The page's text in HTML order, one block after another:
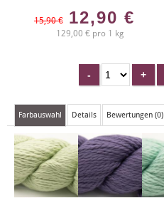
15,90 € 12,90 €
129,00 € pro 1 kg
Farbauswahl Details Bewertungen (0)